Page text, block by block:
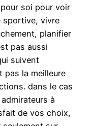
soi pour voir
sportive, vivre
planifier
pas aussi
suivent
pas la meilleure
dans le cas
à
de vos choix,